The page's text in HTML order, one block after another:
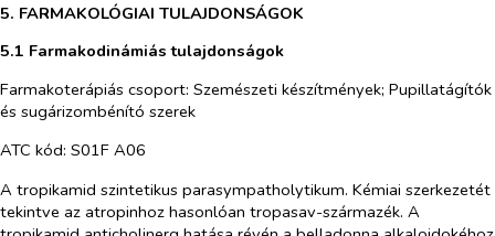
5. FARMAKOLÓGIAI TULAJDONSÁGOK
5.1 Farmakodinámiás tulajdonságok
Farmakoterápiás csoport: Szemészeti készítmények; Pupillatágítók
és sugárizombénító szerek
ATC kód: S01F A06
A tropikamid szintetikus parasympatholytikum. Kémiai szerkezetét
tekintve az atropinhoz hasonlóan tropasav-származék. A